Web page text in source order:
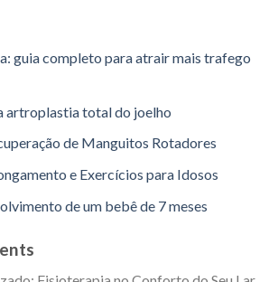
guia completo para atrair mais trafego
artroplastia total do joelho
de Manguitos Rotadores
e Exercícios para Idosos
de um bebê de 7 meses